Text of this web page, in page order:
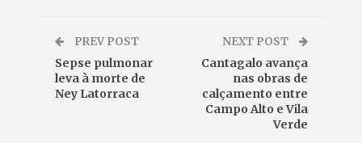
PREV POST
Sepse pulmonar
leva à morte de
Ney Latorraca
NEXT POST
Cantagalo avança
nas obras de
calçamento entre
Campo Alto e Vila
Verde